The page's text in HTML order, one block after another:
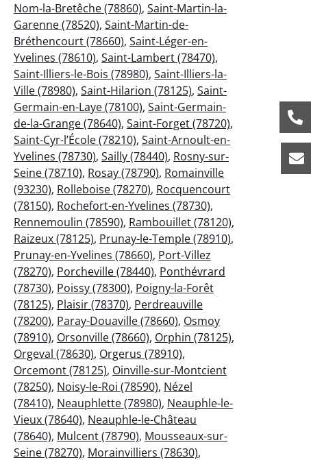
Nom-la-Bretêche (78860), Saint-Martin-la-
Garenne (78520), Saint-Martin-de-
Bréthencourt (78660), Saint-Léger-en-
Yvelines (78610), Saint-Lambert (78470),
Saint-Illiers-le-Bois (78980), Saint-Illiers-la-
Ville (78980), Saint-Hilarion (78125), Saint-
Germain-en-Laye (78100), Saint-Germain-
de-la-Grange (78640), Saint-Forget (78720),
Saint-Cyr-l’École (78210), Saint-Arnoult-en-
Yvelines (78730), Sailly (78440), Rosny-sur-
Seine (78710), Rosay (78790), Romainville
(93230), Rolleboise (78270), Rocquencourt
(78150), Rochefort-en-Yvelines (78730),
Rennemoulin (78590), Rambouillet (78120),
Raizeux (78125), Prunay-le-Temple (78910),
Prunay-en-Yvelines (78660), Port-Villez
(78270), Porcheville (78440), Ponthévrard
(78730), Poissy (78300), Poigny-la-Forêt
(78125), Plaisir (78370), Perdreauville
(78200), Paray-Douaville (78660), Osmoy
(78910), Orsonville (78660), Orphin (78125),
Orgeval (78630), Orgerus (78910),
Orcemont (78125), Oinville-sur-Montcient
(78250), Noisy-le-Roi (78590), Nézel
(78410), Neauphlette (78980), Neauphle-le-
Vieux (78640), Neauphle-le-Château
(78640), Mulcent (78790), Mousseaux-sur-
Seine (78270), Morainvilliers (78630),